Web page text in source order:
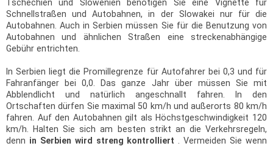
Tschechien und Slowenien benötigen Sie eine Vignette für
Schnellstraßen und Autobahnen, in der Slowakei nur für die
Autobahnen. Auch in Serbien müssen Sie für die Benutzung von
Autobahnen und ähnlichen Straßen eine streckenabhängige
Gebühr entrichten.
In Serbien liegt die Promillegrenze für Autofahrer bei 0,3 und für
Fahranfänger bei 0,0. Das ganze Jahr über müssen Sie mit
Abblendlicht und natürlich angeschnallt fahren. In den
Ortschaften dürfen Sie maximal 50 km/h und außerorts 80 km/h
fahren. Auf den Autobahnen gilt als Höchstgeschwindigkeit 120
km/h. Halten Sie sich am besten strikt an die Verkehrsregeln,
denn in Serbien wird streng kontrolliert
. Vermeiden Sie wenn